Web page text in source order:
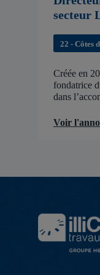
secteur
22 - Côtes
Créée en
fondatrice
dans
faciliter
Voir